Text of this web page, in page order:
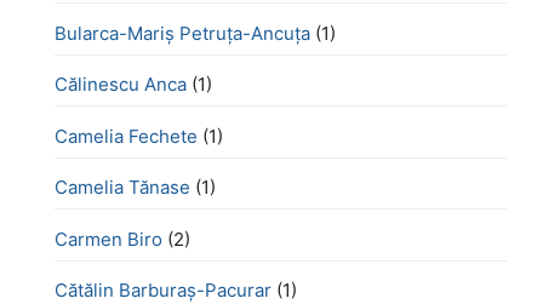
Bularca-Mariș Petruța-Ancuța (1)
Călinescu Anca (1)
Camelia Fechete (1)
Camelia Tănase (1)
Carmen Biro (2)
Cătălin Barburaș-Pacurar (1)